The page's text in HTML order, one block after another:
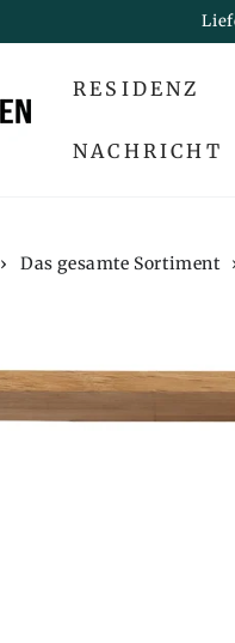
RESIDENZ
NACHRICHT
› Das gesamte Sortiment